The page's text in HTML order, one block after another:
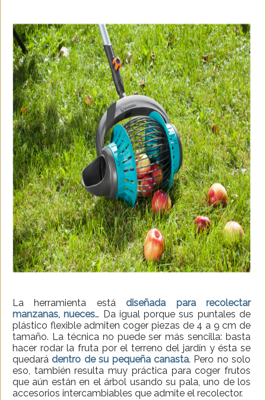
La herramienta está diseñada para recolectar
manzanas, nueces… Da igual porque sus puntales de
plástico flexible admiten coger piezas de 4 a 9 cm de
tamaño. La técnica no puede ser más sencilla: basta
hacer rodar la fruta por el terreno del jardín y ésta se
quedará dentro de su pequeña canasta. Pero no solo
eso, también resulta muy práctica para coger frutos
que aún están en el árbol usando su pala, uno de los
accesorios intercambiables que admite el recolector.